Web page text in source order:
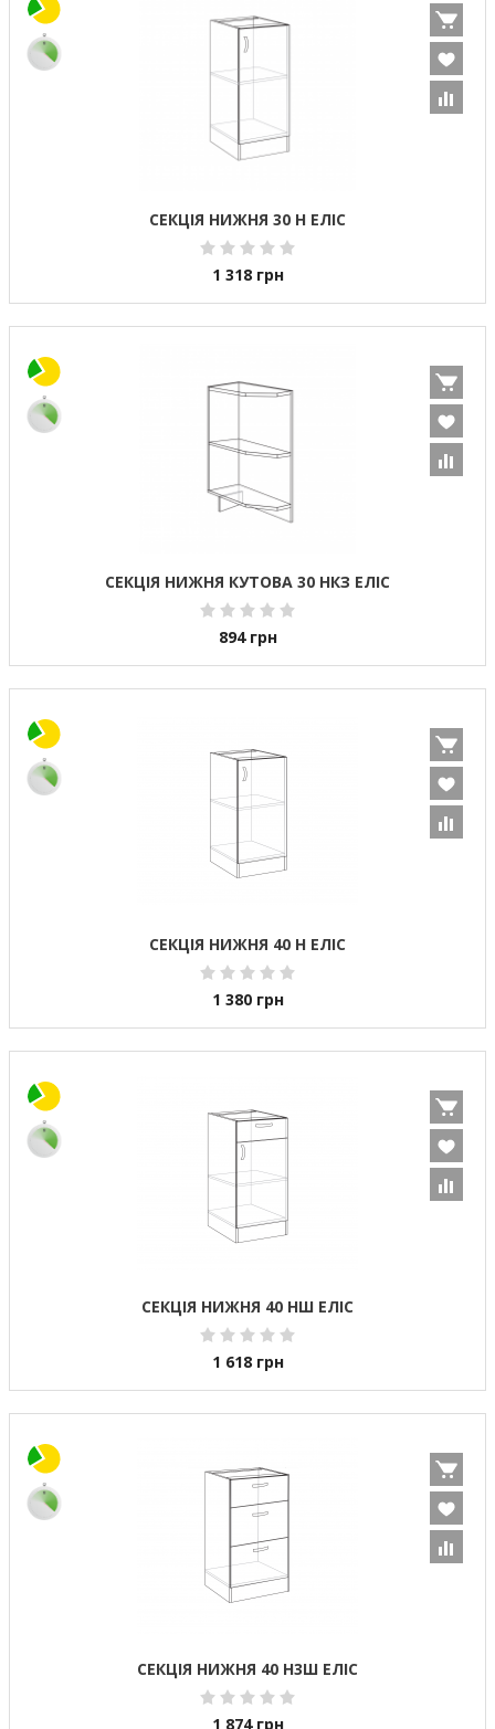
СЕКЦІЯ НИЖНЯ 30 Н ЕЛІС
1 318 грн
СЕКЦІЯ НИЖНЯ КУТОВА 30 НКЗ ЕЛІС
894 грн
СЕКЦІЯ НИЖНЯ 40 Н ЕЛІС
1 380 грн
СЕКЦІЯ НИЖНЯ 40 НШ ЕЛІС
1 618 грн
СЕКЦІЯ НИЖНЯ 40 Н3Ш ЕЛІС
1 874 грн